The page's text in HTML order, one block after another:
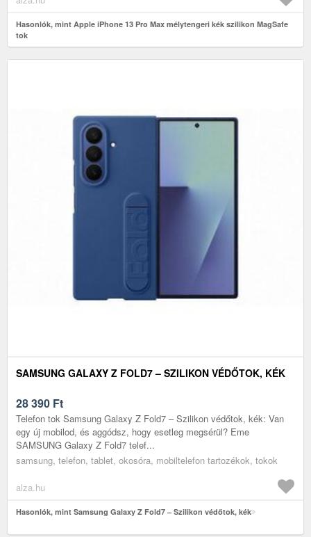
Hasonlók, mint Apple iPhone 13 Pro Max mélytengeri kék szilikon MagSafe
tok
SAMSUNG GALAXY Z FOLD7 – SZILIKON VÉDŐTOK, KÉK
28 390 Ft
Telefon tok Samsung Galaxy Z Fold7 – Szilikon védőtok, kék: Van
egy új mobilod, és aggódsz, hogy esetleg megsérül? Eme
SAMSUNG Galaxy Z Fold7 telef...
samsung, telefon, tablet, okosóra, mobiltelefon tartozékok, tokok
alza.hu
Hasonlók, mint Samsung Galaxy Z Fold7 – Szilikon védőtok, kék